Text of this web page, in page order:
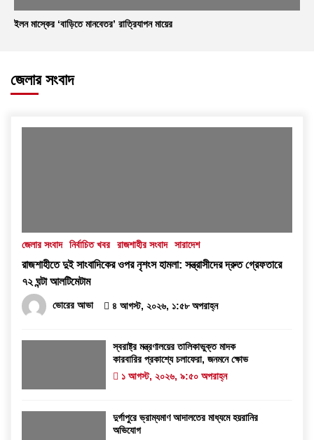
ইলন মাস্কের ‘বাড়িতে মানবেতর’ রাত্রিযাপন মায়ের
জেলার সংবাদ
জেলার সংবাদ নির্বাচিত খবর রাজশাহীর সংবাদ সারাদেশ
রাজশাহীতে দুই সাংবাদিকের ওপর নৃশংস হামলা: সন্ত্রাসীদের দ্রুত গ্রেফতারে
৭২ ঘন্টা আলটিমেটাম
ভোরের আভা ৪ আগস্ট, ২০২৬, ১:৫৮ অপরাহ্ন
স্বরাষ্ট্র মন্ত্রণালয়ের তালিকাভুক্ত মাদক
কারবারির প্রকাশ্যে চলাফেরা, জনমনে ক্ষোভ
১ আগস্ট, ২০২৬, ৯:৫০ অপরাহ্ন
দুর্গাপুরে ভ্রাম্যমাণ আদালতের মাধ্যমে হয়রানির
অভিযোগ